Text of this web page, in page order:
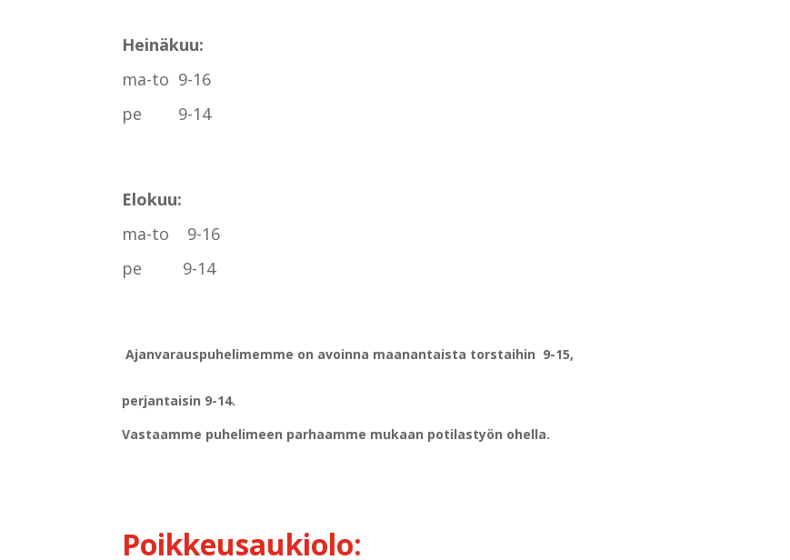
Heinäkuu:
ma-to 9-16
pe 9-14
Elokuu:
ma-to 9-16
pe 9-14
Ajanvarauspuhelimemme on avoinna maanantaista torstaihin 9-15,
perjantaisin 9-14.
Vastaamme puhelimeen parhaamme mukaan potilastyön ohella.
Poikkeusaukiolo: